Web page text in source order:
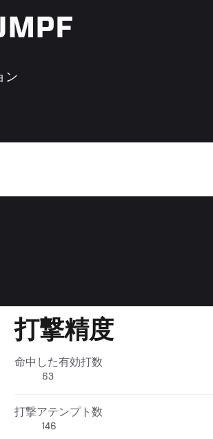
ン
打撃精度
命中した有効打数
63
打撃アテンプト数
146